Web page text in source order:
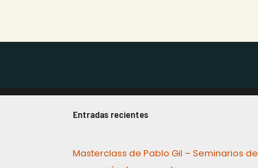
Entradas recientes
Masterclass de Pablo Gil – Seminarios de